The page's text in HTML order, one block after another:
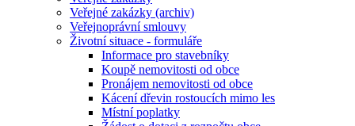
Veřejné zakázky (archiv)
Veřejnoprávní smlouvy
Životní situace - formuláře
Informace pro stavebníky
Koupě nemovitosti od obce
Pronájem nemovitosti od obce
Kácení dřevin rostoucích mimo les
Místní poplatky